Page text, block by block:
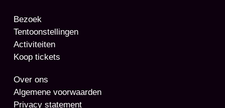
Bezoek
Tentoonstellingen
Activiteiten
Koop tickets
Over ons
Algemene voorwaarden
Privacy statement